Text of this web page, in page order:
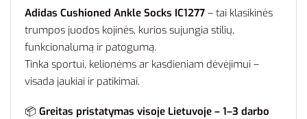
Adidas Cushioned Ankle Socks IC1277 – tai klasikinės
trumpos juodos kojinės, kurios sujungia stilių,
funkcionalumą ir patogumą.
Tinka sportui, kelionėms ar kasdieniam dėvėjimui –
visada jaukiai ir patikimai.
📦 Greitas pristatymas visoje Lietuvoje – 1–3 darbo